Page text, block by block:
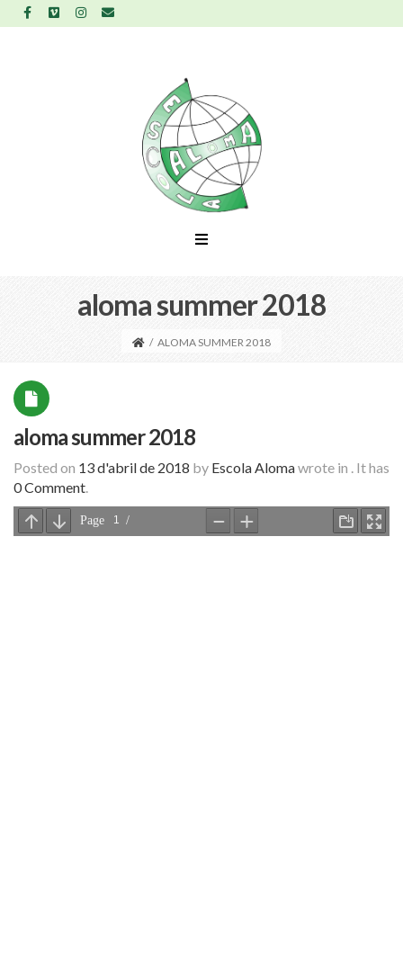
aloma summer 2018
/ ALOMA SUMMER 2018
aloma summer 2018
Posted on 13 d'abril de 2018 by Escola Alomawrote in . It has
0 Comment.